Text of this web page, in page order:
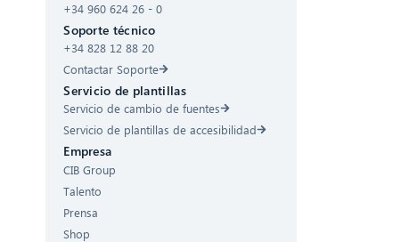
+34 960 624 26 - 0
Soporte técnico
+34 828 12 88 20
Contactar Soporte
Servicio de plantillas
Servicio de cambio de fuentes
Servicio de plantillas de accesibilidad
Empresa
CIB Group
Talento
Prensa
Shop
¡Hola! ¿Qué puedo hacer por ti?